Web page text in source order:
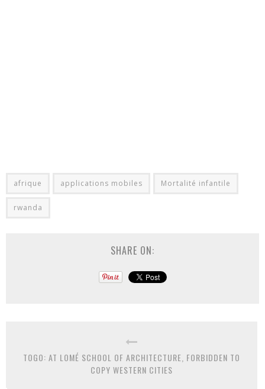
afrique applications mobiles Mortalité infantile
rwanda
SHARE ON:
TOGO: AT LOMÉ SCHOOL OF ARCHITECTURE, FORBIDDEN TO
COPY WESTERN CITIES